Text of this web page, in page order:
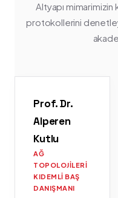
Altyapı mimarimizin
protokollerini
Prof. Dr.
Alperen
Kutlu
AĞ
TOPOLOJILERI
KIDEMLI BAŞ
DANIŞMANI